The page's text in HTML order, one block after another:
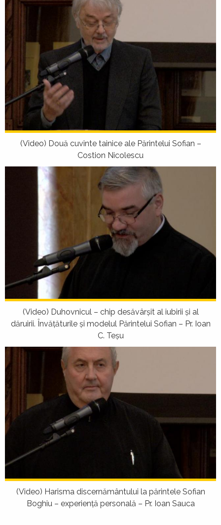
(Video) Două cuvinte tainice ale Părintelui Sofian –
Costion Nicolescu
(Video) Duhovnicul – chip desăvârşit al iubirii şi al
dăruirii. Învăţăturile şi modelul Părintelui Sofian – Pr. Ioan
C. Teșu
(Video) Harisma discernământului la părintele Sofian
Boghiu – experienţă personală – Pr. Ioan Sauca